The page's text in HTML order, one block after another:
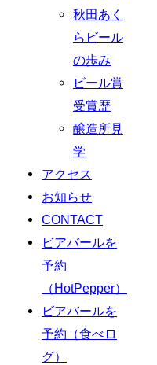
秋田あく
らビール
の歩み
ビール賞
受賞歴
醸造所見
学
アクセス
お知らせ
CONTACT
ビアバールを
予約
（HotPepper）
ビアバールを
予約（食べロ
グ）